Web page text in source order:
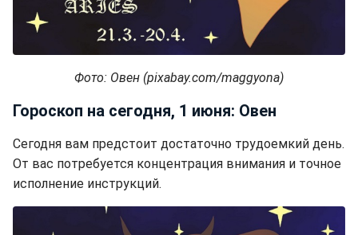
Фото: Овен (pixabay.com/maggyona)
Гороскоп на сегодня, 1 июня: Овен
Сегодня вам предстоит достаточно трудоемкий день.
От вас потребуется концентрация внимания и точное
исполнение инструкций.